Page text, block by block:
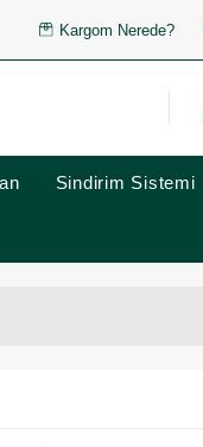
Kargom Nerede?
Sindirim Sistemi